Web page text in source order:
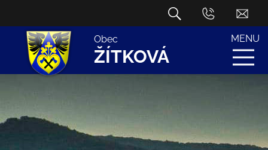
Obec
ŽÍTKOVÁ
MENU